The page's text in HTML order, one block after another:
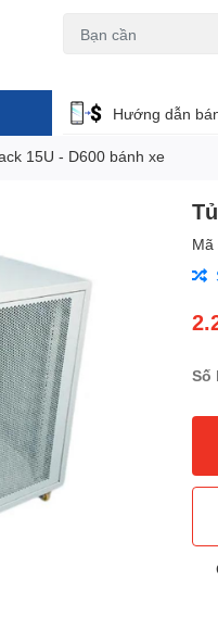
Hướng dẫn
15U - D600 bánh xe
Mã
Số